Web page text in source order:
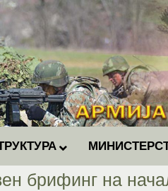
брифинг на